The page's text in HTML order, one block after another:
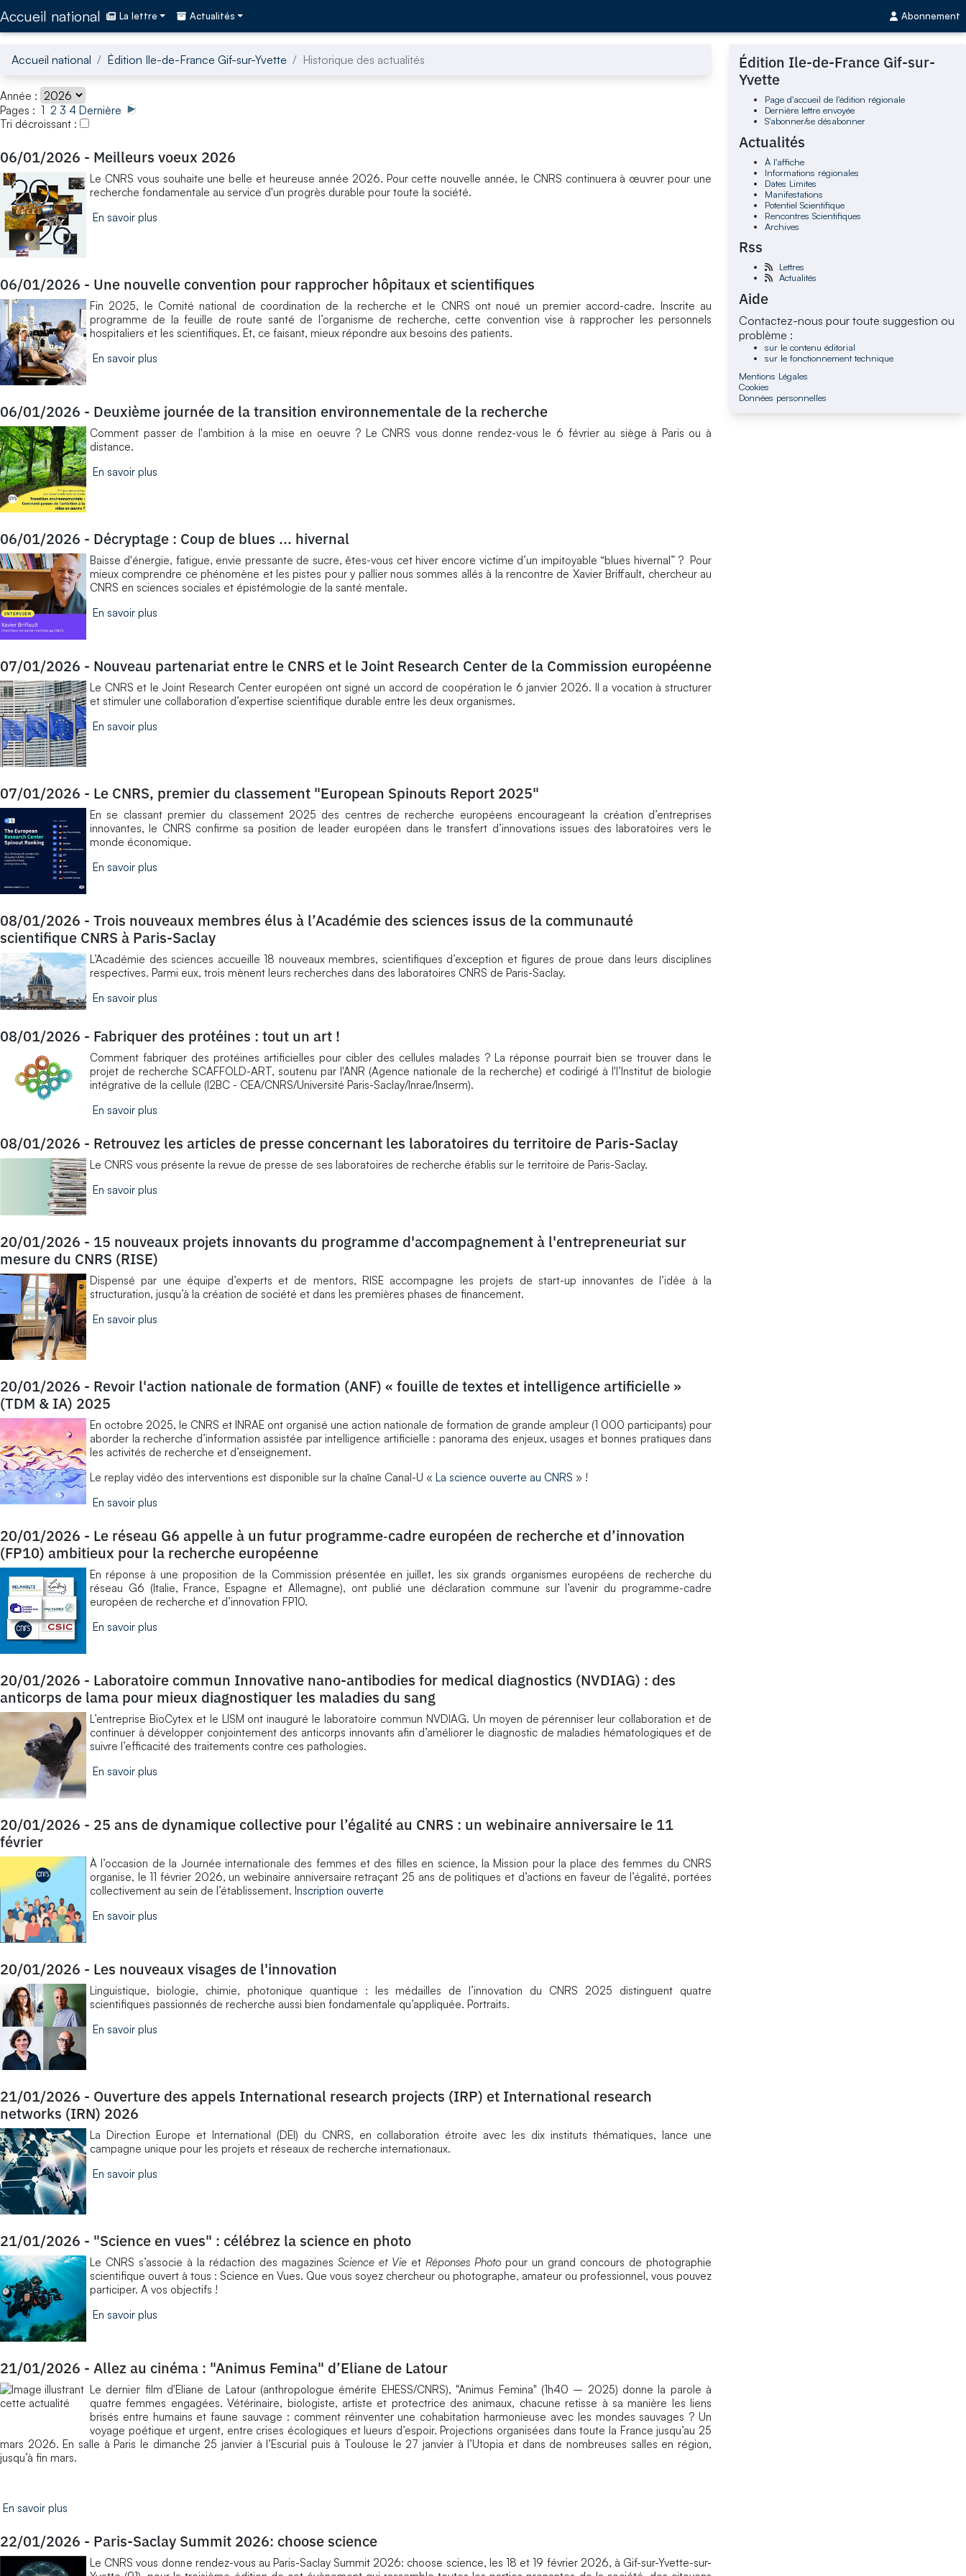
Accueil national La lettre Actualités Abonnement
Accueil national Édition Ile-de-France Gif-sur-Yvette Historique des actualités
Année :
Pages : 1 2 3 4 Dernière
Tri décroissant :
06/01/2026 - Meilleurs voeux 2026
Le CNRS vous souhaite une belle et heureuse année 2026. Pour cette nouvelle année, le CNRS continuera à œuvrer pour une
recherche fondamentale au service d'un progrès durable pour toute la société.
En savoir plus
06/01/2026 - Une nouvelle convention pour rapprocher hôpitaux et scientifiques
Fin 2025, le Comité national de coordination de la recherche et le CNRS ont noué un premier accord-cadre. Inscrite au
programme de la feuille de route santé de l’organisme de recherche, cette convention vise à rapprocher les personnels
hospitaliers et les scientifiques. Et, ce faisant, mieux répondre aux besoins des patients.
En savoir plus
06/01/2026 - Deuxième journée de la transition environnementale de la recherche
​Comment passer de l'ambition à la mise en oeuvre ? Le CNRS vous donne rendez-vous le 6 février au siège à Paris ou à
distance.
En savoir plus
06/01/2026 - Décryptage : Coup de blues ... hivernal
Baisse d'énergie, fatigue, envie pressante de sucre, êtes-vous cet hiver encore victime d’un impitoyable “blues hivernal” ? Pour
mieux comprendre ce phénomène et les pistes pour y pallier nous sommes allés à la rencontre de Xavier Briffault, chercheur au
CNRS en sciences sociales et épistémologie de la santé mentale.
En savoir plus
07/01/2026 - Nouveau partenariat entre le CNRS et le Joint Research Center de la Commission européenne
Le CNRS et le Joint Research Center européen ont signé un accord de coopération le 6 janvier 2026. Il a vocation à structurer
et stimuler une collaboration d’expertise scientifique durable entre les deux organismes.
En savoir plus
07/01/2026 - Le CNRS, premier du classement "European Spinouts Report 2025"
En se classant premier du classement 2025 des centres de recherche européens encourageant la création d’entreprises
innovantes, le CNRS confirme sa position de leader européen dans le transfert d’innovations issues des laboratoires vers le
monde économique.
En savoir plus
08/01/2026 - Trois nouveaux membres élus à l’Académie des sciences issus de la communauté
scientifique CNRS à Paris-Saclay
L’Académie des sciences accueille 18 nouveaux membres, scientifiques d’exception et figures de proue dans leurs disciplines
respectives. Parmi eux, trois mènent leurs recherches dans des laboratoires CNRS de Paris-Saclay.
En savoir plus
08/01/2026 - Fabriquer des protéines : tout un art !
Comment fabriquer des protéines artificielles pour cibler des cellules malades ? La réponse pourrait bien se trouver dans le
projet de recherche SCAFFOLD-ART, soutenu par l'ANR (Agence nationale de la recherche) et codirigé à l'l’Institut de biologie
intégrative de la cellule (I2BC - CEA/CNRS/Université Paris-Saclay/Inrae/Inserm).
En savoir plus
08/01/2026 - Retrouvez les articles de presse concernant les laboratoires du territoire de Paris-Saclay
Le CNRS vous présente la revue de presse de ses laboratoires de recherche établis sur le territoire de Paris-Saclay.
En savoir plus
20/01/2026 - 15 nouveaux projets innovants du programme d'accompagnement à l'entrepreneuriat sur
mesure du CNRS (RISE)
Dispensé par une équipe d’experts et de mentors, RISE accompagne les projets de start-up innovantes de l’idée à la
structuration, jusqu’à la création de société et dans les premières phases de financement.
En savoir plus
20/01/2026 - Revoir l'action nationale de formation (ANF) « fouille de textes et intelligence artificielle »
(TDM & IA) 2025
En octobre 2025, le CNRS et INRAE ont organisé une action nationale de formation de grande ampleur (1 000 participants) pour
aborder la recherche d’information assistée par intelligence artificielle : panorama des enjeux, usages et bonnes pratiques dans
les activités de recherche et d’enseignement.
Le replay vidéo des interventions est disponible sur la chaîne Canal-U « La science ouverte au CNRS » !
En savoir plus
20/01/2026 - Le réseau G6 appelle à un futur programme‑cadre européen de recherche et d’innovation
(FP10) ambitieux pour la recherche européenne
En réponse à une proposition de la Commission présentée en juillet, les six grands organismes européens de recherche du
réseau G6 (Italie, France, Espagne et Allemagne), ont publié une déclaration commune sur l’avenir du programme-cadre
européen de recherche et d’innovation FP10.
En savoir plus
20/01/2026 - Laboratoire commun Innovative nano-antibodies for medical diagnostics (NVDIAG) : des
anticorps de lama pour mieux diagnostiquer les maladies du sang
L’entreprise BioCytex et le LISM ont inauguré le laboratoire commun NVDIAG. Un moyen de pérenniser leur collaboration et de
continuer à développer conjointement des anticorps innovants afin d’améliorer le diagnostic de maladies hématologiques et de
suivre l’efficacité des traitements contre ces pathologies.
En savoir plus
20/01/2026 - 25 ans de dynamique collective pour l’égalité au CNRS : un webinaire anniversaire le 11
février
À l’occasion de la Journée internationale des femmes et des filles en science, la Mission pour la place des femmes du CNRS
organise, le 11 février 2026, un webinaire anniversaire retraçant 25 ans de politiques et d’actions en faveur de l’égalité, portées
collectivement au sein de l’établissement. Inscription ouverte
En savoir plus
20/01/2026 - Les nouveaux visages de l'innovation
Linguistique, biologie, chimie, photonique quantique : les médailles de l’innovation du CNRS 2025 distinguent quatre
scientifiques passionnés de recherche aussi bien fondamentale qu’appliquée. Portraits.
En savoir plus
21/01/2026 - Ouverture des appels International research projects (IRP) et International research
networks (IRN) 2026
La Direction Europe et International (DEI) du CNRS, en collaboration étroite avec les dix instituts thématiques, lance une
campagne unique pour les projets et réseaux de recherche internationaux.
En savoir plus
21/01/2026 - "Science en vues" : célébrez la science en photo
Le CNRS s’associe à la rédaction des magazines Science et Vie et Réponses Photo pour un grand concours de photographie
scientifique ouvert à tous : Science en Vues. Que vous soyez chercheur ou photographe, amateur ou professionnel, vous pouvez
participer. A vos objectifs !
En savoir plus
21/01/2026 - Allez au cinéma : "Animus Femina" d’Eliane de Latour
Le dernier film d'Eliane de Latour (anthropologue émérite EHESS/CNRS), "Animus Femina" (1h40 – 2025) donne la parole à
quatre femmes engagées. Vétérinaire, biologiste, artiste et protectrice des animaux, chacune retisse à sa manière les liens
brisés entre humains et faune sauvage : comment réinventer une cohabitation harmonieuse avec les mondes sauvages ? Un
voyage poétique et urgent, entre crises écologiques et lueurs d’espoir. Projections organisées dans toute la France jusqu’au 25
mars 2026. En salle à Paris le dimanche 25 janvier à l’Escurial puis à Toulouse le 27 janvier à l’Utopia et dans de nombreuses salles en région,
jusqu’à fin mars.
En savoir plus
22/01/2026 - Paris-Saclay Summit 2026: choose science
Le CNRS vous donne rendez-vous au Paris-Saclay Summit 2026: choose science, les 18 et 19 février 2026, à Gif-sur-Yvette-sur-
Édition Ile-de-France Gif-sur-
Yvette
Page d'accueil de l'édition régionale
Dernière lettre envoyée
S'abonner/se désabonner
Actualités
À l'affiche
Informations régionales
Dates Limites
Manifestations
Potentiel Scientifique
Rencontres Scientifiques
Archives
Rss
Lettres
Actualités
Aide
Contactez-nous pour toute suggestion ou
problème :
sur le contenu éditorial
sur le fonctionnement technique
Mentions Légales
Cookies
Données personnelles